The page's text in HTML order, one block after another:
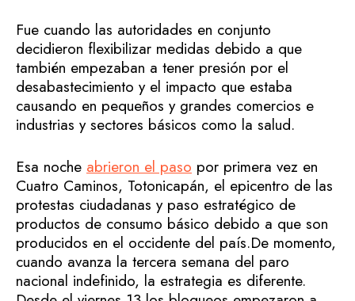
Fue cuando las autoridades en conjunto
decidieron flexibilizar medidas debido a que
también empezaban a tener presión por el
desabastecimiento y el impacto que estaba
causando en pequeños y grandes comercios e
industrias y sectores básicos como la salud.
Esa noche abrieron el paso por primera vez en
Cuatro Caminos, Totonicapán, el epicentro de las
protestas ciudadanas y paso estratégico de
productos de consumo básico debido a que son
producidos en el occidente del país.De momento,
cuando avanza la tercera semana del paro
nacional indefinido, la estrategia es diferente.